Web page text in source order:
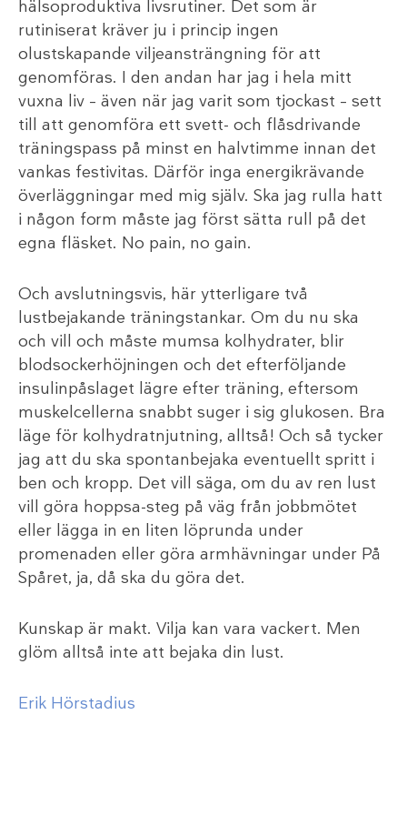
hälsoproduktiva livsrutiner. Det som är
rutiniserat kräver ju i princip ingen
olustskapande viljeansträngning för att
genomföras. I den andan har jag i hela mitt
vuxna liv – även när jag varit som tjockast – sett
till att genomföra ett svett- och flåsdrivande
träningspass på minst en halvtimme innan det
vankas festivitas. Därför inga energikrävande
överläggningar med mig själv. Ska jag rulla hatt
i någon form måste jag först sätta rull på det
egna fläsket. No pain, no gain.
Och avslutningsvis, här ytterligare två
lustbejakande träningstankar. Om du nu ska
och vill och måste mumsa kolhydrater, blir
blodsockerhöjningen och det efterföljande
insulinpåslaget lägre efter träning, eftersom
muskelcellerna snabbt suger i sig glukosen. Bra
läge för kolhydratnjutning, alltså! Och så tycker
jag att du ska spontanbejaka eventuellt spritt i
ben och kropp. Det vill säga, om du av ren lust
vill göra hoppsa-steg på väg från jobbmötet
eller lägga in en liten löprunda under
promenaden eller göra armhävningar under På
Spåret, ja, då ska du göra det.
Kunskap är makt. Vilja kan vara vackert. Men
glöm alltså inte att bejaka din lust.
Erik Hörstadius